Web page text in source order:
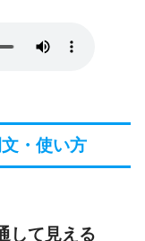
・使い方
して見える